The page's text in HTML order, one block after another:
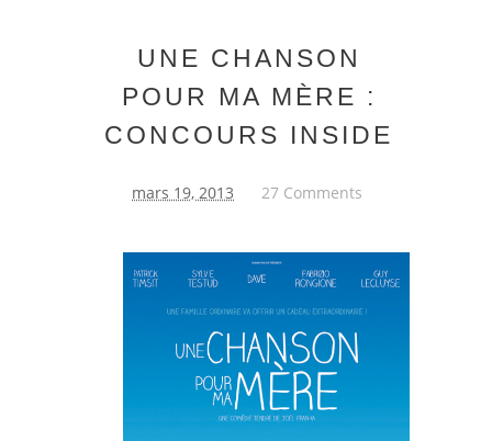
UNE CHANSON
POUR MA MÈRE :
CONCOURS INSIDE
mars 19, 2013 27 Comments